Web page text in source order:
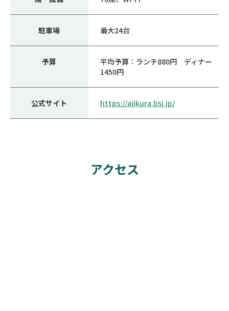
駐車場 最大24台
予算
平均予算：ランチ880円 ディナー
1450円
公式サイト https://ajikura.bsj.jp/
アクセス